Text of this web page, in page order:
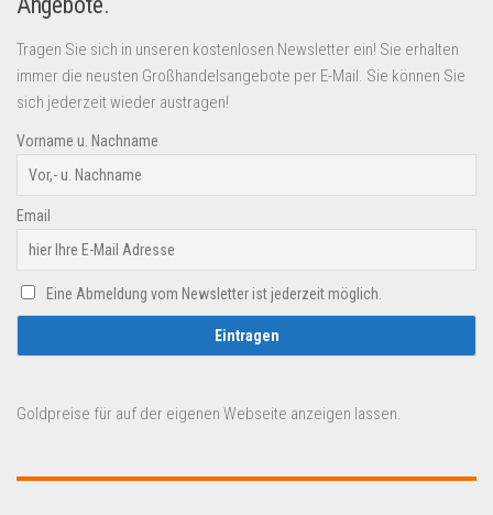
Tragen Sie sich in unseren kostenlosen Newsletter ein! Sie erhalten
immer die neusten Großhandelsangebote per E-Mail. Sie können Sie
sich jederzeit wieder austragen!
Vorname u. Nachname
Email
Eine Abmeldung vom Newsletter ist jederzeit möglich.
Goldpreise für auf der eigenen Webseite anzeigen lassen.